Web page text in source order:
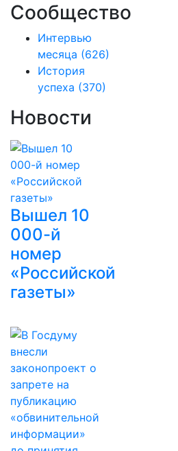
Сообщество
Интервью
месяца (626)
История
успеха (370)
Новости
Вышел 10
000-й
номер
«Российской
газеты»